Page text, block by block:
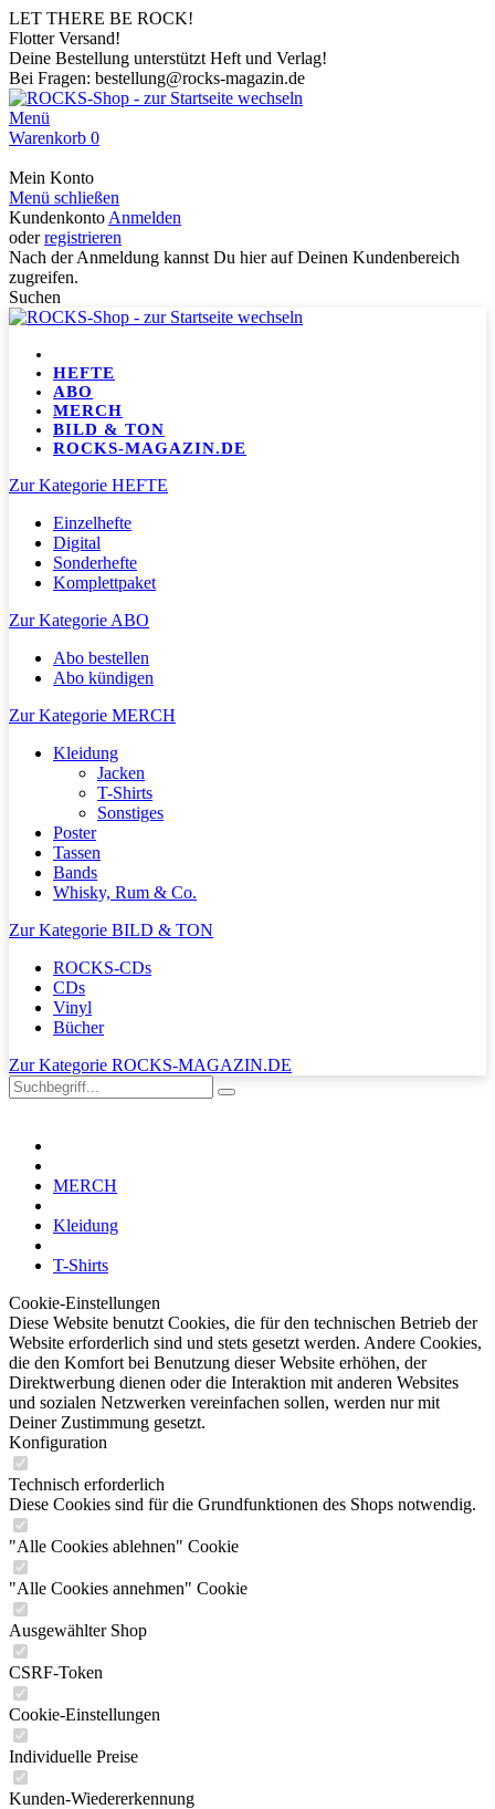
LET THERE BE ROCK!
Flotter Versand!
Deine Bestellung unterstützt Heft und Verlag!
Bei Fragen: bestellung@rocks-magazin.de
Menü
Warenkorb 0
Mein Konto
Menü schließen
Kundenkonto Anmelden
oderregistrieren
Nach der Anmeldung kannst Du hier auf Deinen Kundenbereich
zugreifen.
Suchen
HEFTE
ABO
MERCH
BILD & TON
ROCKS-MAGAZIN.DE
Zur Kategorie HEFTE
Einzelhefte
Digital
Sonderhefte
Komplettpaket
Zur Kategorie ABO
Abo bestellen
Abo kündigen
Zur Kategorie MERCH
Kleidung
Jacken
T-Shirts
Sonstiges
Poster
Tassen
Bands
Whisky, Rum & Co.
Zur Kategorie BILD & TON
ROCKS-CDs
CDs
Vinyl
Bücher
Zur Kategorie ROCKS-MAGAZIN.DE
MERCH
Kleidung
T-Shirts
Cookie-Einstellungen
Diese Website benutzt Cookies, die für den technischen Betrieb der
Website erforderlich sind und stets gesetzt werden. Andere Cookies,
die den Komfort bei Benutzung dieser Website erhöhen, der
Direktwerbung dienen oder die Interaktion mit anderen Websites
und sozialen Netzwerken vereinfachen sollen, werden nur mit
Deiner Zustimmung gesetzt.
Konfiguration
Technisch erforderlich
Diese Cookies sind für die Grundfunktionen des Shops notwendig.
"Alle Cookies ablehnen" Cookie
"Alle Cookies annehmen" Cookie
Ausgewählter Shop
CSRF-Token
Cookie-Einstellungen
Individuelle Preise
Kunden-Wiedererkennung